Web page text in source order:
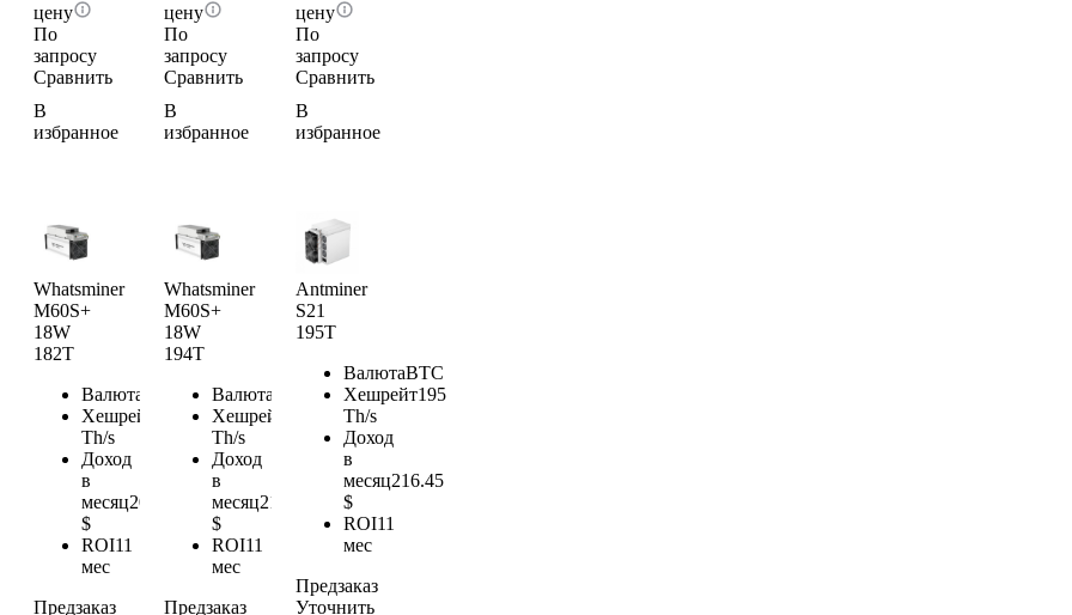
цену
По
запросу
Сравнить
В
избранное
цену
По
запросу
Сравнить
В
избранное
цену
По
запросу
Сравнить
В
избранное
Whatsminer
M60S+
18W
182T
Валюта
Хешрейт
Th/s
Доход
в
месяц202.02
$
ROI11
мес
Предзаказ
Whatsminer
M60S+
18W
194T
Валюта
Хешрейт
Th/s
Доход
в
месяц215.34
$
ROI11
мес
Предзаказ
Antminer
S21
195T
ВалютаBTC
Хешрейт195
Th/s
Доход
в
месяц216.45
$
ROI11
мес
Предзаказ
Уточнить